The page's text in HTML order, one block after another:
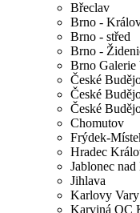
Břeclav
Brno -
Brno - střed
Brno -
Brno Galerie
České
České
České
Chomutov
Frýdek-
Hradec
Jablonec nad
Jihlava
Karlovy Vary
Karviná OC